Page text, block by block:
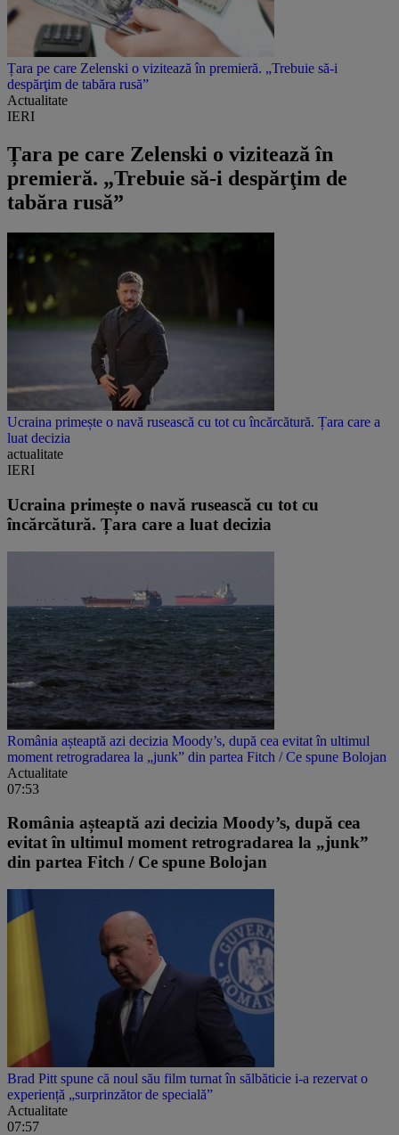
Țara pe care Zelenski o vizitează în premieră. „Trebuie să-i
despărţim de tabăra rusă”
Actualitate
IERI
Țara pe care Zelenski o vizitează în
premieră. „Trebuie să-i despărţim de
tabăra rusă”
Ucraina primește o navă rusească cu tot cu încărcătură. Țara care a
luat decizia
actualitate
IERI
Ucraina primește o navă rusească cu tot cu
încărcătură. Țara care a luat decizia
România așteaptă azi decizia Moody’s, după cea evitat în ultimul
moment retrogradarea la „junk” din partea Fitch / Ce spune Bolojan
Actualitate
07:53
România așteaptă azi decizia Moody’s, după cea
evitat în ultimul moment retrogradarea la „junk”
din partea Fitch / Ce spune Bolojan
Brad Pitt spune că noul său film turnat în sălbăticie i-a rezervat o
experiență „surprinzător de specială”
Actualitate
07:57